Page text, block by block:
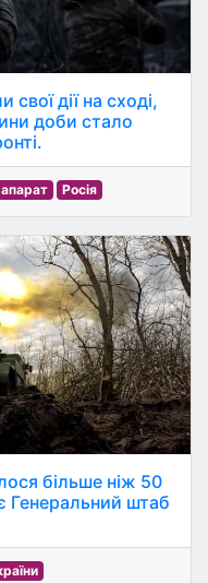
свої дії на сході,
доби стало
апарат Росія
більше ніж 50
Генеральний штаб